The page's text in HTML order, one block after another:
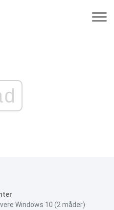
Windows 10 (2 måder)